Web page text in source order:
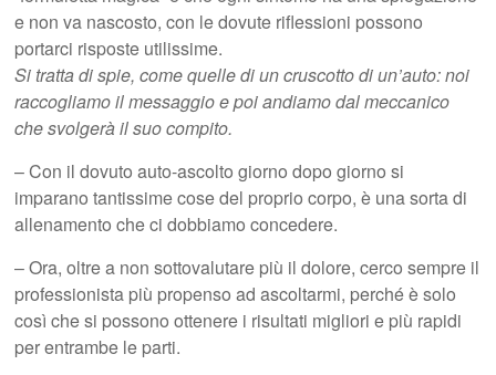
e non va nascosto, con le dovute riflessioni possono
portarci risposte utilissime.
Si tratta di spie, come quelle di un cruscotto di un’auto: noi
raccogliamo il messaggio e poi andiamo dal meccanico
che svolgerà il suo compito.
– Con il dovuto auto-ascolto giorno dopo giorno si
imparano tantissime cose del proprio corpo, è una sorta di
allenamento che ci dobbiamo concedere.
– Ora, oltre a non sottovalutare più il dolore, cerco sempre il
professionista più propenso ad ascoltarmi, perché è solo
così che si possono ottenere i risultati migliori e più rapidi
per entrambe le parti.